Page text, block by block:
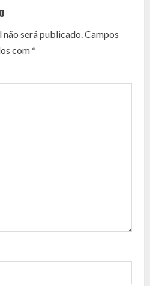
não será publicado.Campos
com*